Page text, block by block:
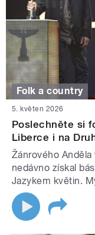
Folk a country
5. květen 2026
Poslechněte si
Liberce i na
Žánrového
nedávno získal
Jazykem květin.